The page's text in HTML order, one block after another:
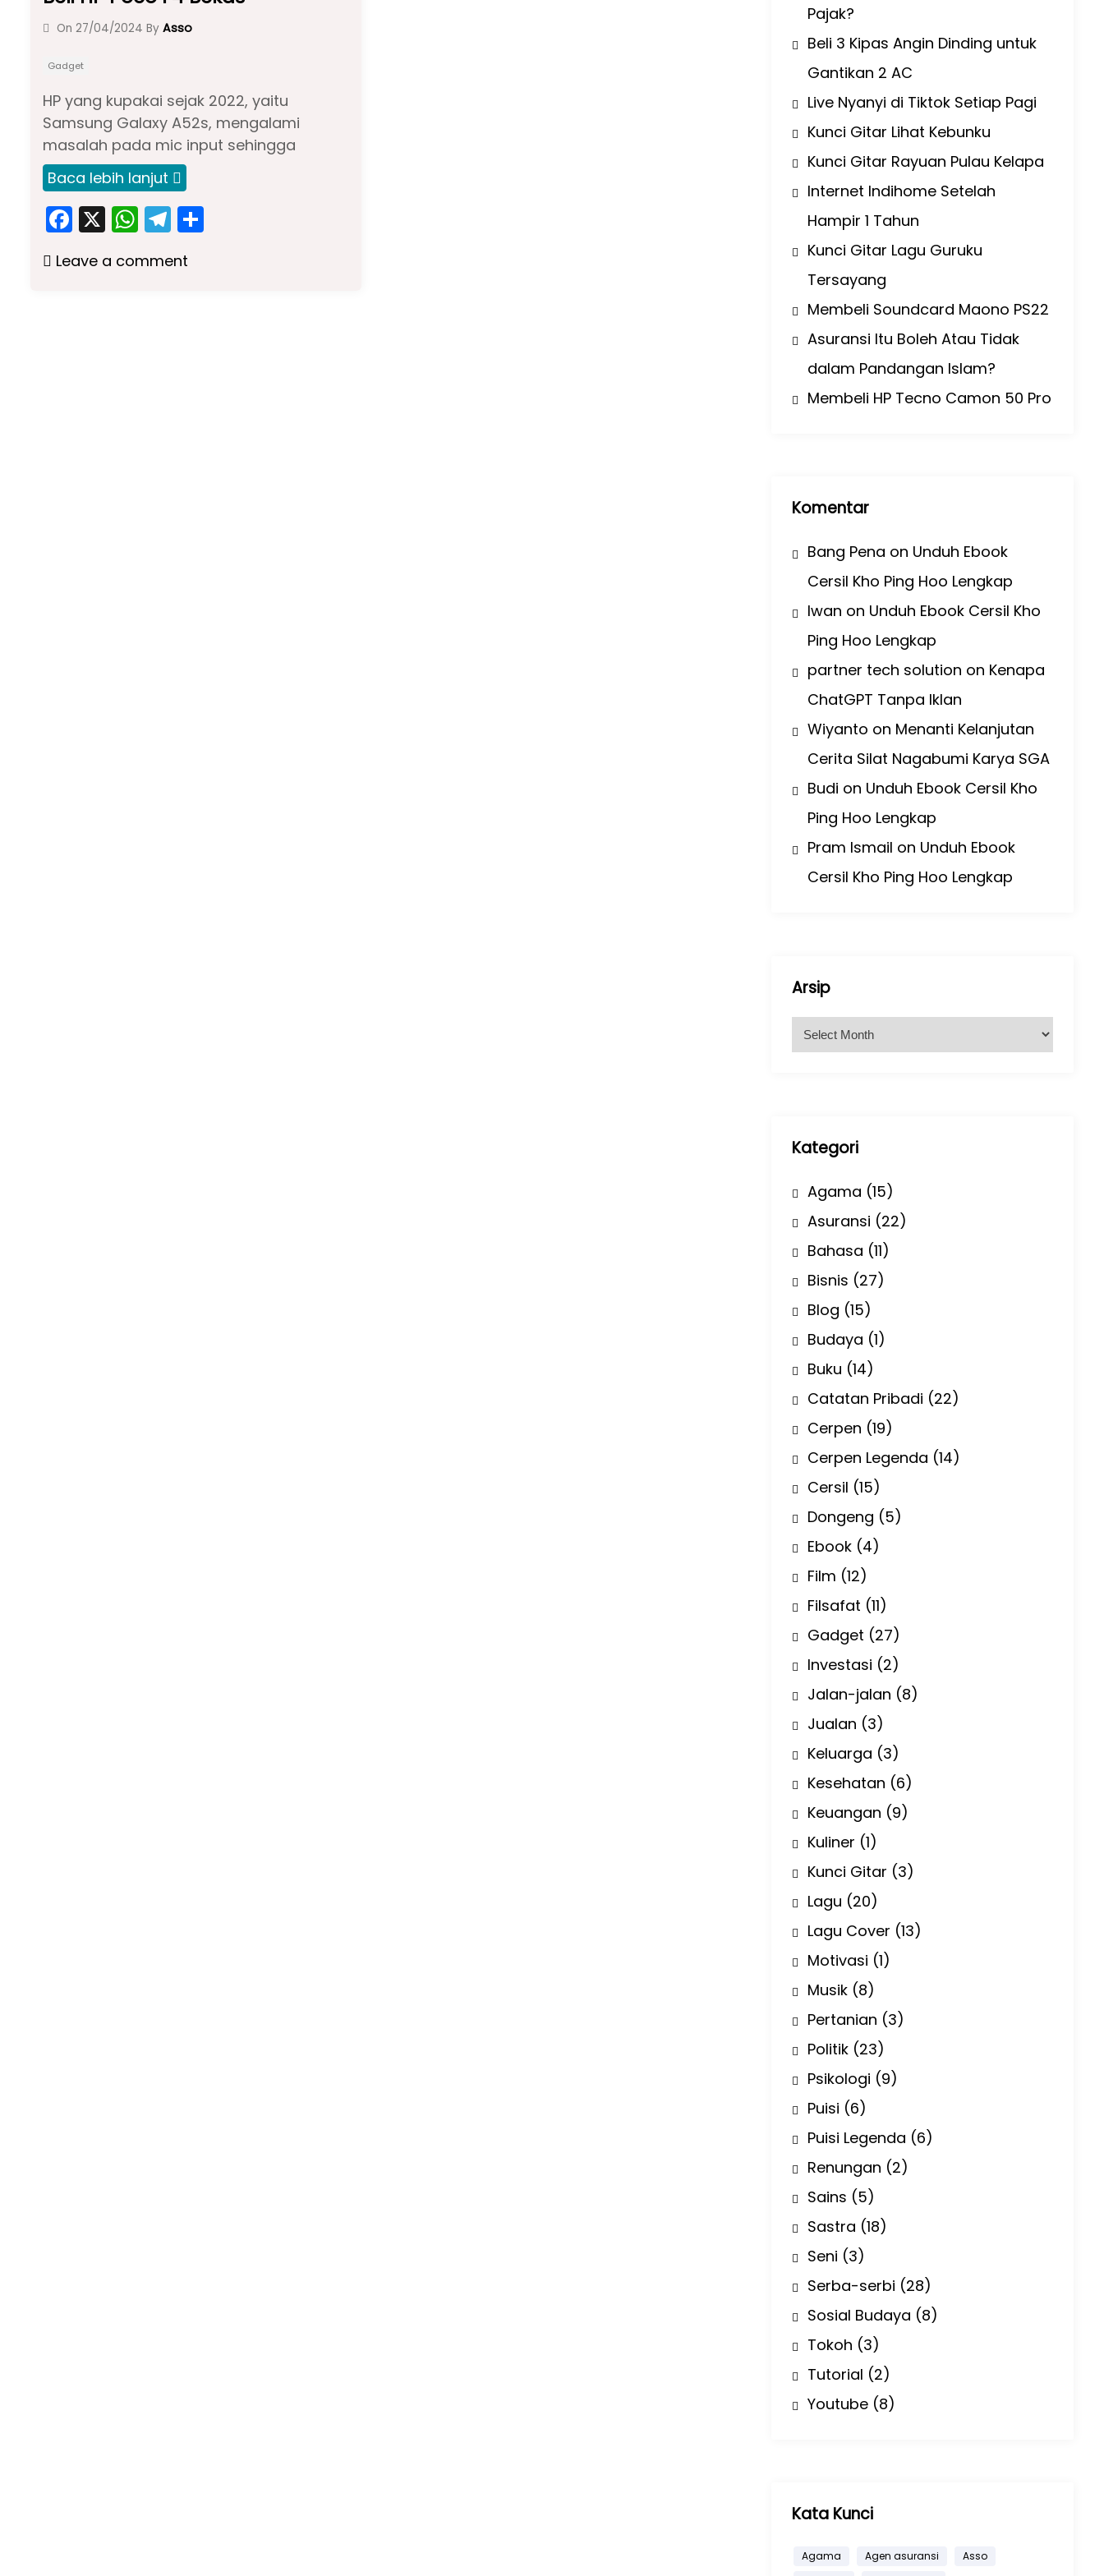
On 27/04/2024 By Asso
Gadget
HP yang kupakai sejak 2022, yaitu
Samsung Galaxy A52s, mengalami
masalah pada mic input sehingga
Baca lebih lanjut
F
a
c
X W
h
a
T
el
e
Leave a comment
Pajak?
Beli 3 Kipas Angin Dinding untuk
Gantikan 2 AC
Live Nyanyi di Tiktok Setiap Pagi
Kunci Gitar Lihat Kebunku
Kunci Gitar Rayuan Pulau Kelapa
Internet Indihome Setelah
Hampir 1 Tahun
Kunci Gitar Lagu Guruku
Tersayang
Membeli Soundcard Maono PS22
Asuransi Itu Boleh Atau Tidak
dalam Pandangan Islam?
Membeli HP Tecno Camon 50 Pro
Komentar
Bang Pena on Unduh Ebook
Cersil Kho Ping Hoo Lengkap
Iwan on Unduh Ebook Cersil Kho
Ping Hoo Lengkap
partner tech solution on Kenapa
ChatGPT Tanpa Iklan
Wiyanto on Menanti Kelanjutan
Cerita Silat Nagabumi Karya SGA
Budi on Unduh Ebook Cersil Kho
Ping Hoo Lengkap
Pram Ismail on Unduh Ebook
Cersil Kho Ping Hoo Lengkap
Arsip
r
Kategori
Agama (15)
Asuransi (22)
Bahasa (11)
Bisnis (27)
Blog (15)
Budaya (1)
Buku (14)
Catatan Pribadi (22)
Cerpen (19)
Cerpen Legenda (14)
Cersil (15)
Dongeng (5)
Ebook (4)
Film (12)
Filsafat (11)
Gadget (27)
Investasi (2)
Jalan-jalan (8)
Jualan (3)
Keluarga (3)
Kesehatan (6)
Keuangan (9)
Kuliner (1)
Kunci Gitar (3)
Lagu (20)
Lagu Cover (13)
Motivasi (1)
Musik (8)
Pertanian (3)
Politik (23)
Psikologi (9)
Puisi (6)
Puisi Legenda (6)
Renungan (2)
Sains (5)
Sastra (18)
Seni (3)
Serba-serbi (28)
Sosial Budaya (8)
Tokoh (3)
Tutorial (2)
Youtube (8)
Kata Kunci
Agama Agen asuransi
Asso